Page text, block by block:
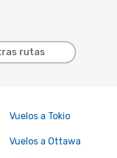
rutas
Vuelos a Tokio
Vuelos a Ottawa